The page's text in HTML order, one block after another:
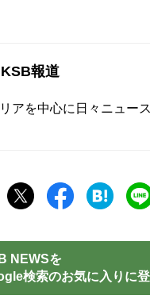
報道
アを中心に日々ニュー
NEWSを
検索のお気に入りに